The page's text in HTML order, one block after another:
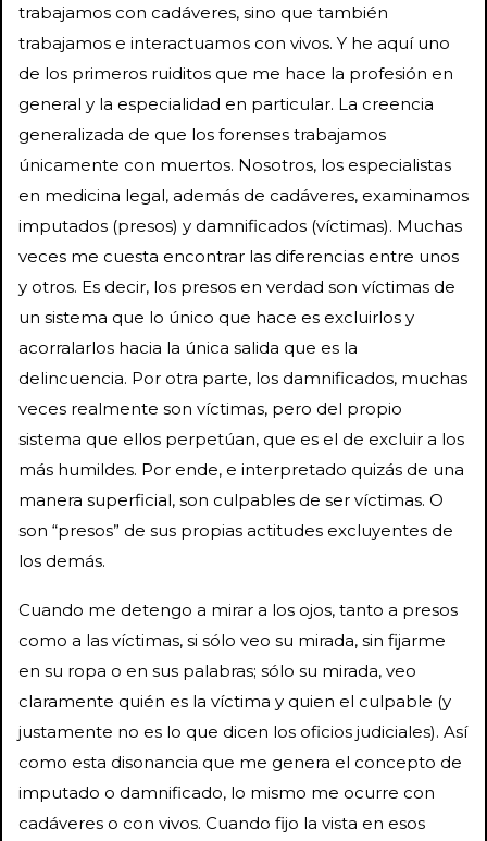
trabajamos con cadáveres, sino que también
trabajamos e interactuamos con vivos. Y he aquí uno
de los primeros ruiditos que me hace la profesión en
general y la especialidad en particular. La creencia
generalizada de que los forenses trabajamos
únicamente con muertos. Nosotros, los especialistas
en medicina legal, además de cadáveres, examinamos
imputados (presos) y damnificados (víctimas). Muchas
veces me cuesta encontrar las diferencias entre unos
y otros. Es decir, los presos en verdad son víctimas de
un sistema que lo único que hace es excluirlos y
acorralarlos hacia la única salida que es la
delincuencia. Por otra parte, los damnificados, muchas
veces realmente son víctimas, pero del propio
sistema que ellos perpetúan, que es el de excluir a los
más humildes. Por ende, e interpretado quizás de una
manera superficial, son culpables de ser víctimas. O
son “presos” de sus propias actitudes excluyentes de
los demás.
Cuando me detengo a mirar a los ojos, tanto a presos
como a las víctimas, si sólo veo su mirada, sin fijarme
en su ropa o en sus palabras; sólo su mirada, veo
claramente quién es la víctima y quien el culpable (y
justamente no es lo que dicen los oficios judiciales). Así
como esta disonancia que me genera el concepto de
imputado o damnificado, lo mismo me ocurre con
cadáveres o con vivos. Cuando fijo la vista en esos